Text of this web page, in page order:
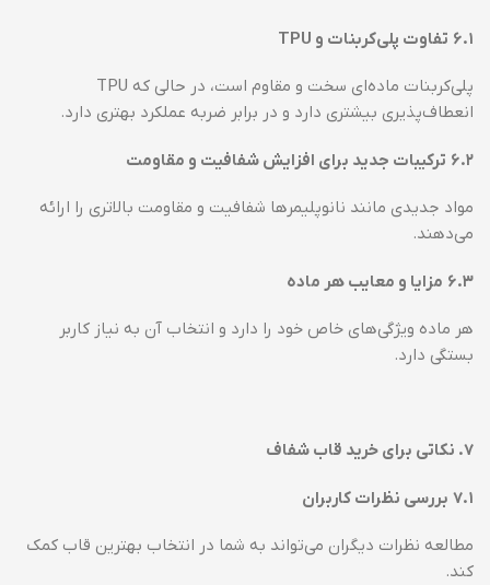
۶.۱ تفاوت پلی‌کربنات و
پلی‌کربنات ماده‌ای سخت و مقاوم است، در حالی که TPU
انعطاف‌پذیری بیشتری دارد و در برابر ضربه عملکرد بهتری دارد.
۶.۲ ترکیبات جدید برای افزایش شفافیت و مقاومت
مواد جدیدی مانند نانوپلیمرها شفافیت و مقاومت بالاتری را ارائه
می‌دهند.
۶.۳ مزایا و معایب هر ماده
هر ماده ویژگی‌های خاص خود را دارد و انتخاب آن به نیاز کاربر
بستگی دارد.
۷. نکاتی برای خرید قاب شفاف
۷.۱ بررسی نظرات کاربران
مطالعه نظرات دیگران می‌تواند به شما در انتخاب بهترین قاب کمک
کند.